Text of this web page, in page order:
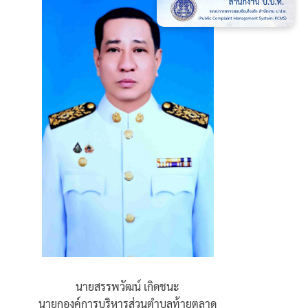
นายสรรพวัฒน์ เกิดชนะ
นายกองค์การบริหารส่วนตำบลท้ายตลาด